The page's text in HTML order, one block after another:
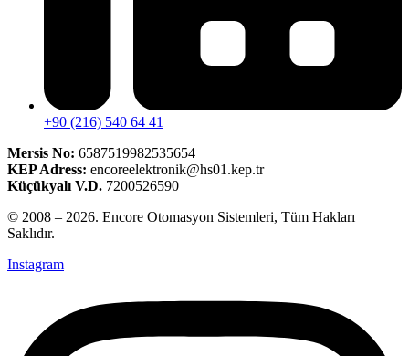
+90 (216) 540 64 41
Mersis No: 6587519982535654
KEP Adress: encoreelektronik@hs01.kep.tr
Küçükyalı V.D. 7200526590
© 2008 – 2026. Encore Otomasyon Sistemleri, Tüm Hakları
Saklıdır.
Instagram